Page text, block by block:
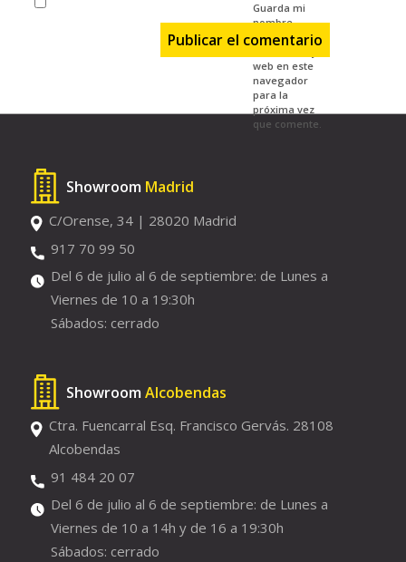
Guarda mi
nombre,
correo
web en este
navegador
para la
próxima vez
que comente.
Showroom Madrid
C/Orense, 34 | 28020 Madrid
917 70 99 50
Del 6 de julio al 6 de septiembre: de Lunes a
Viernes de 10 a 19:30h
Sábados: cerrado
Showroom Alcobendas
Ctra. Fuencarral Esq. Francisco Gervás. 28108
Alcobendas
91 484 20 07
Del 6 de julio al 6 de septiembre: de Lunes a
Viernes de 10 a 14h y de 16 a 19:30h
Sábados: cerrado